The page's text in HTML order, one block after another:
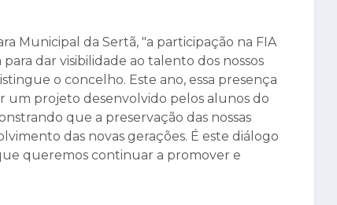
Municipal da Sertã, "a participação na FIA
dar visibilidade ao talento dos nossos
o concelho. Este ano, essa presença
um projeto desenvolvido pelos alunos do
que a preservação das nossas
das novas gerações. É este diálogo
queremos continuar a promover e